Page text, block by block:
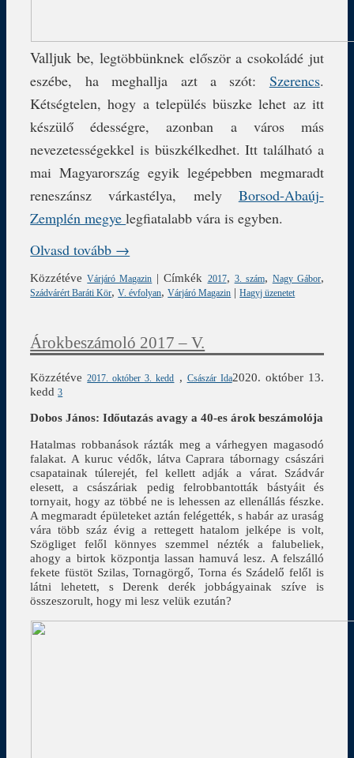
Valljuk be, legtöbbünknek először a csokoládé jut
eszébe, ha meghallja azt a szót: Szerencs.
Kétségtelen, hogy a település büszke lehet az itt
készülő édességre, azonban a város más
nevezetességekkel is büszkélkedhet. Itt található a
mai Magyarország egyik legépebben megmaradt
reneszánsz várkastélya, mely Borsod-Abaúj-
Zemplén megyelegfiatalabb vára is egyben.
Olvasd tovább →
Közzétéve Várjáró Magazin |Címkék 2017, 3. szám, Nagy Gábor,
Szádvárért Baráti Kör,V. évfolyan,Várjáró Magazin |Hagyj üzenetet
Árokbeszámoló 2017 – V.
Közzétéve2017. október 3. kedd , Császár Ida2020. október 13.
kedd 3
Dobos János: Időutazás avagy a 40-es árok beszámolója
Hatalmas robbanások rázták meg a várhegyen magasodó
falakat. A kuruc védők, látva Caprara tábornagy császári
csapatainak túlerejét, fel kellett adják a várat. Szádvár
elesett, a császáriak pedig felrobbantották bástyáit és
tornyait, hogy az többé ne is lehessen az ellenállás fészke.
A megmaradt épületeket aztán felégették, s habár az uraság
vára több száz évig a rettegett hatalom jelképe is volt,
Szögliget felől könnyes szemmel nézték a falubeliek,
ahogy a birtok központja lassan hamuvá lesz. A felszálló
fekete füstöt Szilas, Tornagörgő, Torna és Szádelő felől is
látni lehetett, s Derenk derék jobbágyainak szíve is
összeszorult, hogy mi lesz velük ezután?